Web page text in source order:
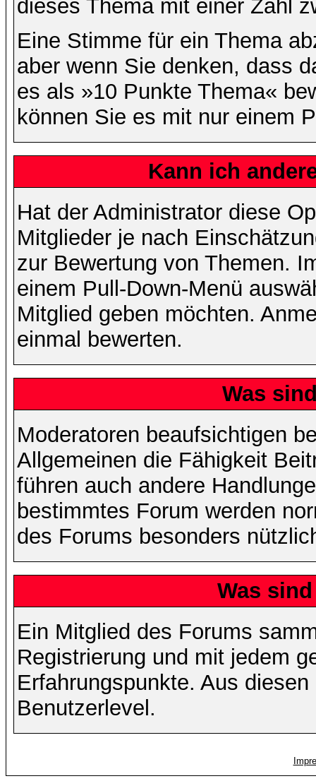
dieses Thema mit einer Zahl
Eine Stimme für ein Thema
aber wenn Sie denken, dass
es als »10 Punkte Thema«
können Sie es mit nur einem
Kann ich
Hat der Administrator diese
Mitglieder je nach
zur Bewertung von Themen.
einem Pull-Down-Menü
Mitglied geben möchten.
einmal bewerten.
Was
Moderatoren beaufsichtigen
Allgemeinen die Fähigkeit
führen auch andere
bestimmtes Forum werden
des Forums besonders
Was
Ein Mitglied des Forums
Registrierung und mit jedem
Erfahrungspunkte. Aus
Benutzerlevel.